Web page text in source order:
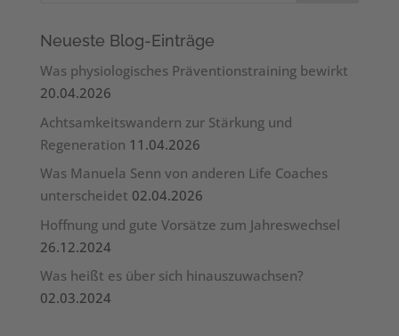
Neueste Blog-Einträge
Was physiologisches Präventionstraining bewirkt
20.04.2026
Achtsamkeitswandern zur Stärkung und
Regeneration 11.04.2026
Was Manuela Senn von anderen Life Coaches
unterscheidet 02.04.2026
Hoffnung und gute Vorsätze zum Jahreswechsel
26.12.2024
Was heißt es über sich hinauszuwachsen?
02.03.2024